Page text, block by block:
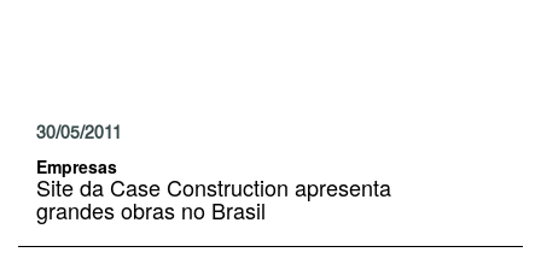
30/05/2011
Empresas
Site da Case Construction apresenta
grandes obras no Brasil